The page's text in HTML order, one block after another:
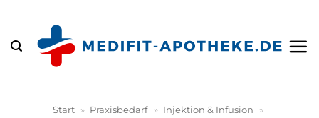
springen
Start » Praxisbedarf » Injektion & Infusion
»